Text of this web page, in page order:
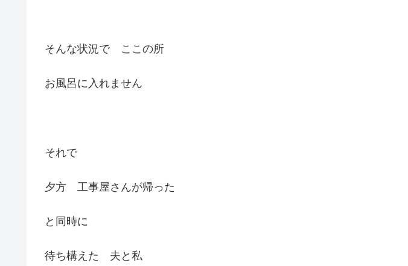
そんな状況で ここの所
お風呂に入れません
それで
夕方 工事屋さんが帰った
と同時に
待ち構えた 夫と私